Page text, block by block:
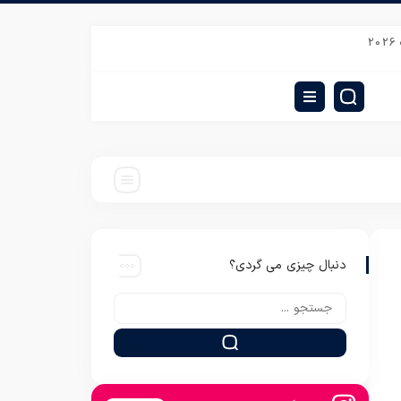
عرضه مستقیم پتو لاله با قیمت عمده و همکاری
دنبال چیزی می گردی؟